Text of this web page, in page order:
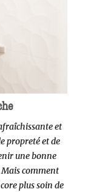
et
propreté et de
une bonne
comment
plus soin de